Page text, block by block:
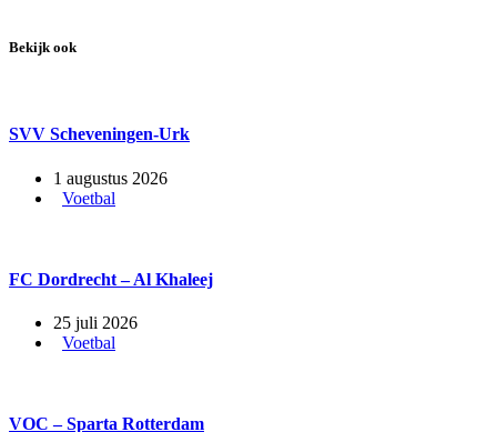
Bekijk ook
SVV Scheveningen-Urk
1 augustus 2026
Voetbal
FC Dordrecht – Al Khaleej
25 juli 2026
Voetbal
VOC – Sparta Rotterdam